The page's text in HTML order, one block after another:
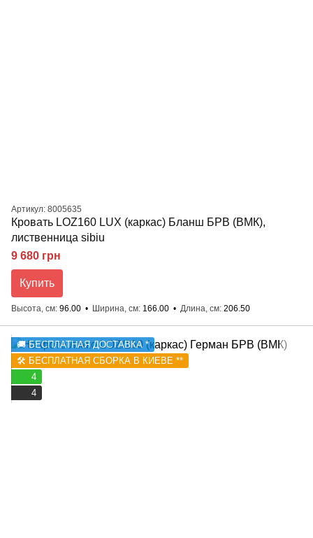
Артикул: 8005635
Кровать LOZ160 LUX (каркас) Бланш БРВ (ВМК),
лиственница sibiu
9 680 грн
Купить
Высота, см 96.00 Ширина, см 166.00 Длина, см 206.50
🚚 БЕСПЛАТНАЯ ДОСТАВКА *
🛠️ БЕСПЛАТНАЯ СБОРКА В КИЕВЕ **
4
4